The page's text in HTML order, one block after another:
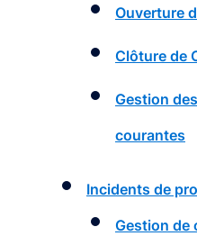
Ouverture
Clôture de
Gestion
courantes
Incidents de
Gestion de